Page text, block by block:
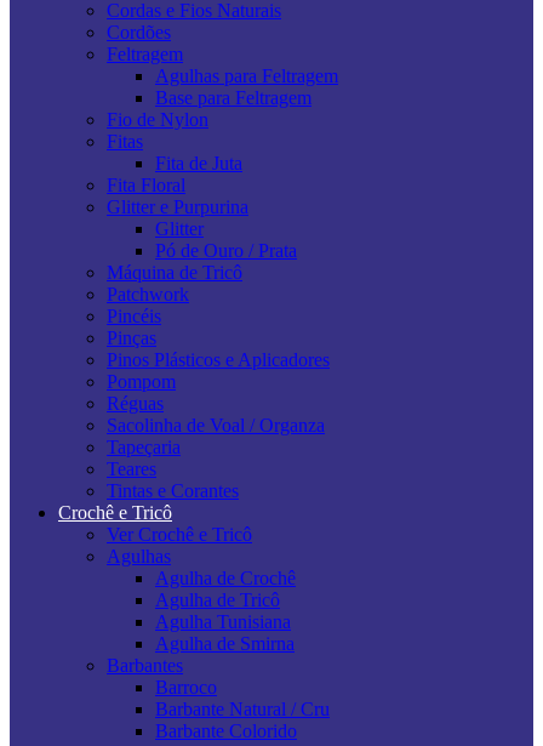
Cordas e Fios Naturais
Cordões
Feltragem
Agulhas para Feltragem
Base para Feltragem
Fio de Nylon
Fitas
Fita de Juta
Fita Floral
Glitter e Purpurina
Glitter
Pó de Ouro / Prata
Máquina de Tricô
Patchwork
Pincéis
Pinças
Pinos Plásticos e Aplicadores
Pompom
Réguas
Sacolinha de Voal / Organza
Tapeçaria
Teares
Tintas e Corantes
Crochê e Tricô
Ver Crochê e Tricô
Agulhas
Agulha de Crochê
Agulha de Tricô
Agulha Tunisiana
Agulha de Smirna
Barbantes
Barroco
Barbante Natural / Cru
Barbante Colorido